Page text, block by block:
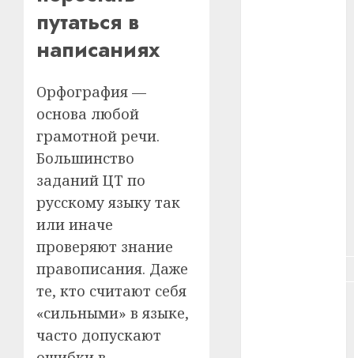
путаться в
написаниях
Орфография —
основа любой
грамотной речи.
Большинство
заданий ЦТ по
русскому языку так
или иначе
проверяют знание
правописания. Даже
те, кто считают себя
«сильными» в языке,
часто допускают